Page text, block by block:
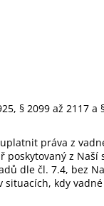
§ 2099 až 2117 a
práva z
poskytovaný z Naší
dle čl. 7.4, bez
situacích, kdy